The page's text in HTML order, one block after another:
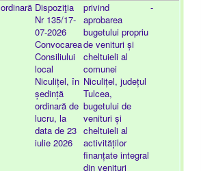
ordinară Dispoziţia
Nr 135/17-
07-2026
Convocarea
Consiliului
local
Niculițel, în
ședință
ordinară de
lucru, la
data de 23
iulie 2026
privind
aprobarea
bugetului propriu
de venituri și
cheltuieli al
comunei
Niculițel, județul
Tulcea,
bugetului de
venituri și
cheltuieli al
activităților
finanțate integral
din venituri
-